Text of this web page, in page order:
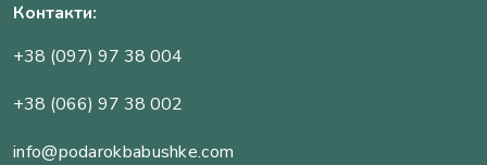
Контакти:
+38 (097) 97 38 004
+38 (066) 97 38 002
info@podarokbabushke.com